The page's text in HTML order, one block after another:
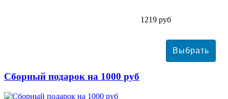
1219 руб
Сборный подарок на 1000 руб